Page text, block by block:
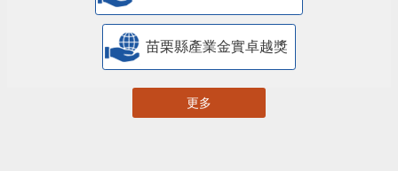
苗栗縣產業金實卓越獎
更多